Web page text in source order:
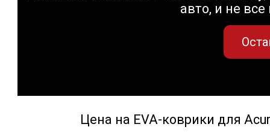
авто, и не все
Цена на EVA-коврики для